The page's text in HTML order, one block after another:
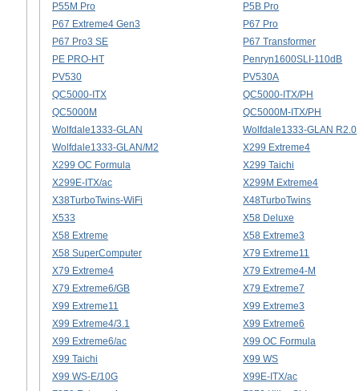
P55M Pro
P5B Pro
P67 Extreme4 Gen3
P67 Pro
P67 Pro3 SE
P67 Transformer
PE PRO-HT
Penryn1600SLI-110dB
PV530
PV530A
QC5000-ITX
QC5000-ITX/PH
QC5000M
QC5000M-ITX/PH
Wolfdale1333-GLAN
Wolfdale1333-GLAN R2.0
Wolfdale1333-GLAN/M2
X299 Extreme4
X299 OC Formula
X299 Taichi
X299E-ITX/ac
X299M Extreme4
X38TurboTwins-WiFi
X48TurboTwins
X533
X58 Deluxe
X58 Extreme
X58 Extreme3
X58 SuperComputer
X79 Extreme11
X79 Extreme4
X79 Extreme4-M
X79 Extreme6/GB
X79 Extreme7
X99 Extreme11
X99 Extreme3
X99 Extreme4/3.1
X99 Extreme6
X99 Extreme6/ac
X99 OC Formula
X99 Taichi
X99 WS
X99 WS-E/10G
X99E-ITX/ac